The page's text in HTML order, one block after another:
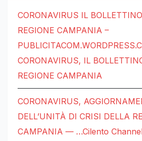
CORONAVIRUS IL
REGIONE CAMPANIA –
CORONAVIRUS, IL
REGIONE CAMPANIA
CORONAVIRUS,
DELL’UNITÀ DI CRISI DELLA
CAMPANIA — …Cilento